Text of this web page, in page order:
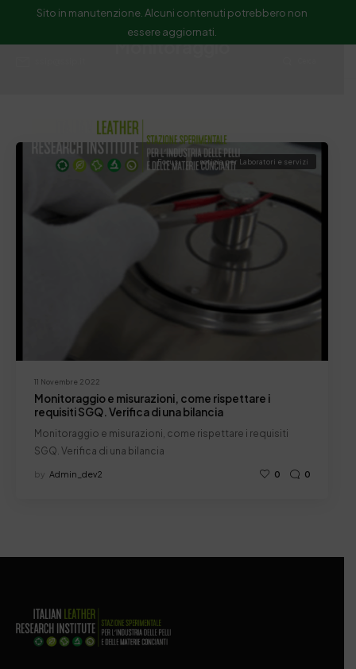
Sito in manutenzione. Alcuni contenuti potrebbero non
essere aggiornati.
Monitoraggio
11 Novembre 2022
Focus notizia per Laboratori e servizi
Monitoraggio e misurazioni, come rispettare i
requisiti SGQ. Verifica di una bilancia
Monitoraggio e misurazioni, come rispettare i requisiti
SGQ. Verifica di una bilancia
by Admin_dev2 0 0